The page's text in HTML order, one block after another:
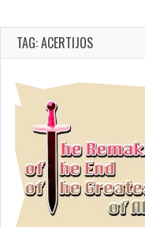
TAG: ACERTIJOS